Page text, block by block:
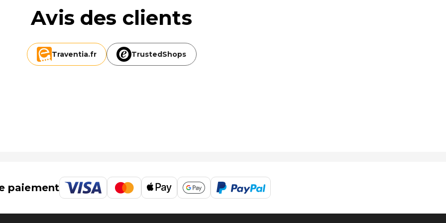
24) et un parking gratuit se trouve dans l'enceinte de
Avis des clients
Traventia.fr TrustedShops
paiement